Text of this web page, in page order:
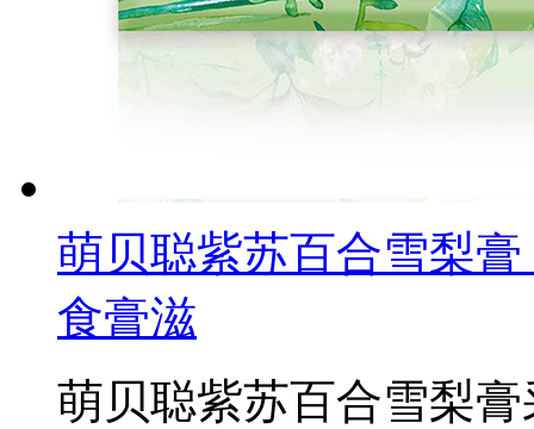
萌贝聪紫苏百合雪梨
食膏滋
萌贝聪紫苏百合雪梨